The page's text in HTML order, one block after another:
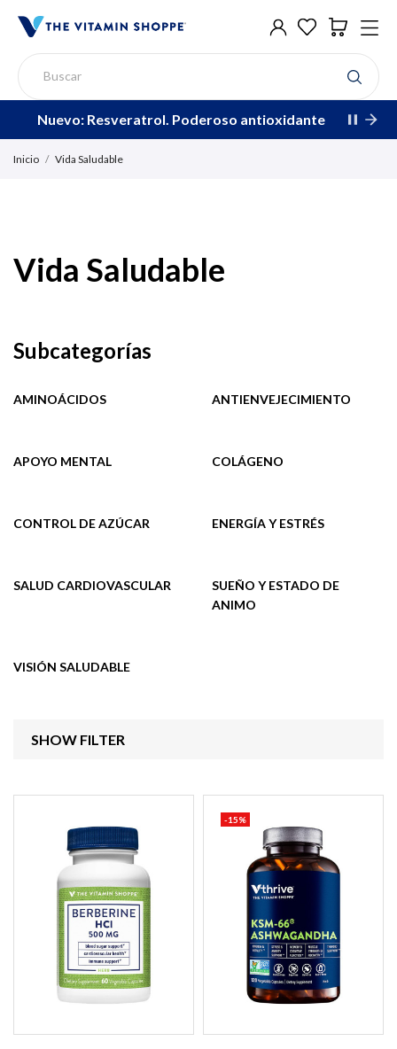
Nuevo: Resveratrol. Poderoso antioxidante
Inicio Vida Saludable
Vida Saludable
Subcategorías
AMINOÁCIDOS ANTIENVEJECIMIENTO
APOYO MENTAL COLÁGENO
CONTROL DE AZÚCAR ENERGÍA Y ESTRÉS
SALUD CARDIOVASCULAR
SUEÑO Y ESTADO DE
ANIMO
VISIÓN SALUDABLE
SHOW FILTER
-15%